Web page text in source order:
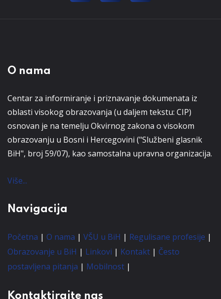
O nama
Centar za informiranje i priznavanje dokumenata iz
oblasti visokog obrazovanja (u daljem tekstu: CIP)
osnovan je na temelju Okvirnog zakona o visokom
obrazovanju u Bosni i Hercegovini ("Službeni glasnik
BiH", broj 59/07), kao samostalna upravna organizacija.
Više...
Navigacija
Početna | O nama | VŠU u BiH | Regulisane profesije |
Obrazovanje u BiH | Linkovi | Kontakt | Često
postavljena pitanja | Mobilnost |
Kontaktirajte nas